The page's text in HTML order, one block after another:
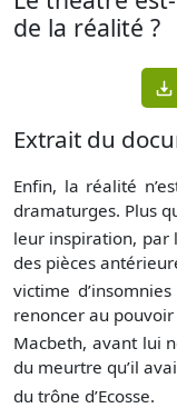
de la réalité ?
Extrait du
Enfin, la réalité
dramaturges. Plus
leur inspiration, par
des pièces
victime
renoncer au
Macbeth, avant lui
du meurtre qu’il
du trône d’Ecosse.